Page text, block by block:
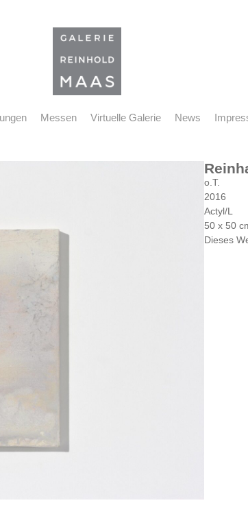
Messen Virtuelle Galerie News
o.T.
2016
Actyl/L
50 x 50
Dieses